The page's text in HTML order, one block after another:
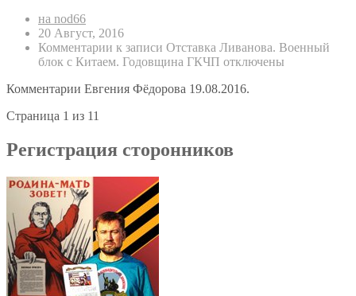
на nod66
20 Август, 2016
Комментарии к записи Отставка Ливанова. Военный
блок с Китаем. Годовщина ГКЧП отключены
Комментарии Евгения Фёдорова 19.08.2016.
Страница 1 из 11
Регистрация сторонников